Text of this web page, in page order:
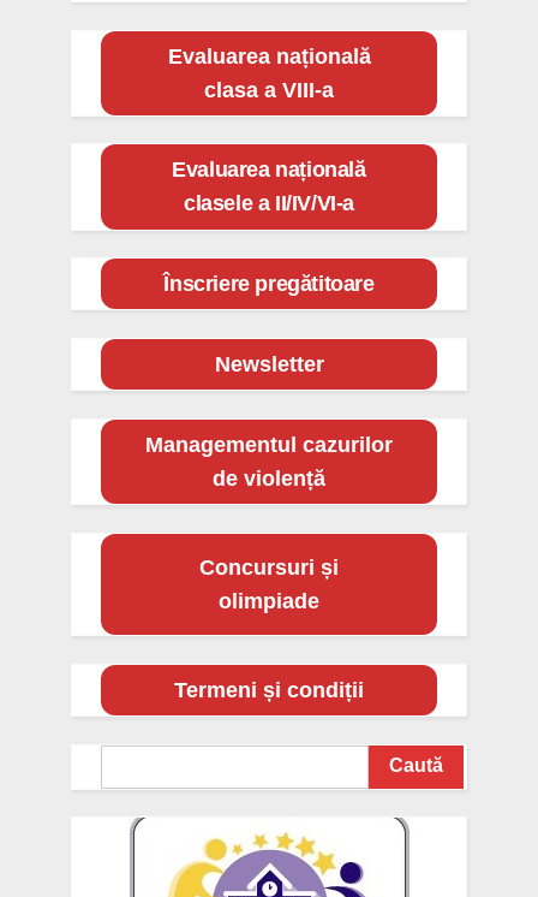
Evaluarea națională
clasa a VIII-a
Evaluarea națională
clasele a II/IV/VI-a
Înscriere pregătitoare
Newsletter
Managementul cazurilor
de violență
Concursuri și
olimpiade
Termeni și condiții
Caută